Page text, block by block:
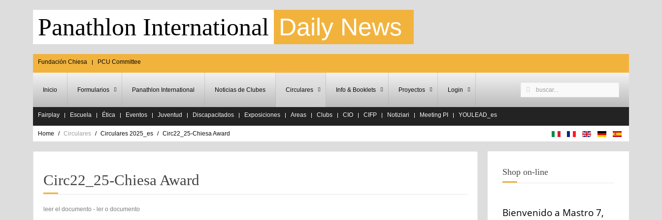
Panathlon International Daily News
Fundación Chiesa PCU Committee
Inicio Formularios Panathlon International Noticias de Clubes Circulares Info & Booklets Proyectos Login
Fairplay Escuela Ética Eventos Juventud Discapacitados Exposiciones Areas Clubs CIO CIFP Notiziari Meeting PI YOULEAD_es
Home Circulares Circulares 2025_es Circ22_25-Chiesa Award
Circ22_25-Chiesa Award
leer el documento - ler o documento
Shop on-line
Bienvenido a Mastro 7,